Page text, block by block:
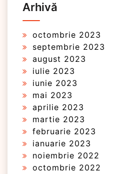
Arhivă
octombrie 2023
septembrie 2023
august 2023
iulie 2023
iunie 2023
mai 2023
aprilie 2023
martie 2023
februarie 2023
ianuarie 2023
noiembrie 2022
octombrie 2022